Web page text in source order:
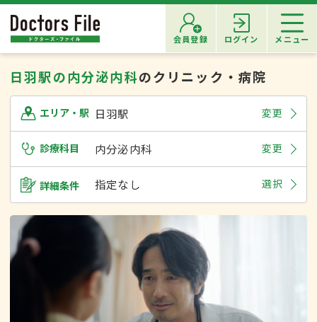
会員登録 ログイン メニュー
日羽駅の内分泌内科のクリニック・病院
エリア・駅 日羽駅 変更
診療科目 内分泌内科 変更
詳細条件 指定なし 選択